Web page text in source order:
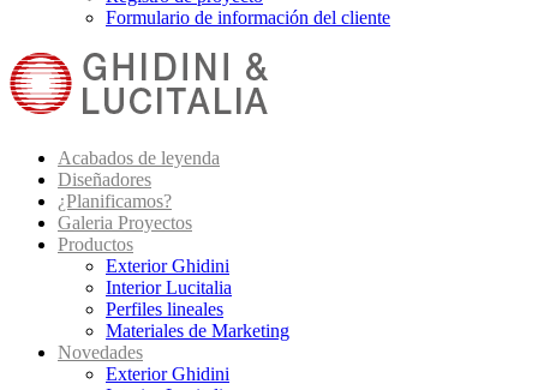
Formulario de información del cliente
Acabados de leyenda
Diseñadores
¿Planificamos?
Galeria Proyectos
Productos
Exterior Ghidini
Interior Lucitalia
Perfiles lineales
Materiales de Marketing
Novedades
Exterior Ghidini